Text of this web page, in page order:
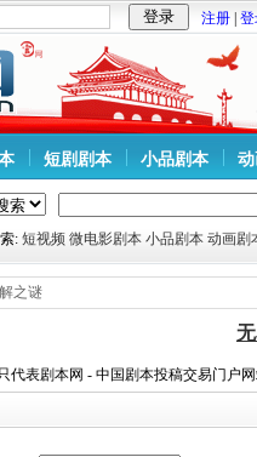
注册
短剧剧本 小品剧本
: 短视频 微电影剧本 小品剧本 动画剧
之谜
代表剧本网 - 中国剧本投稿交易门户